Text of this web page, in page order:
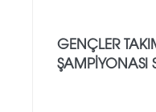
GENÇLER
ŞAMPİYONASI